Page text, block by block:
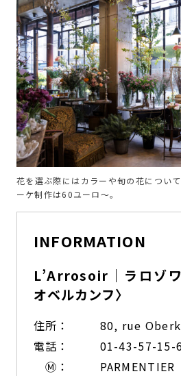
花を選ぶ際にはカラーや旬の花につい
ーケ制作は60ユーロ～。
INFORMATION
L’Arrosoir｜ラロゾ
オベルカンフ〉
住所：
80, rue
電話：
01-43-57-15-
Ⓜ：
PARMENTIER